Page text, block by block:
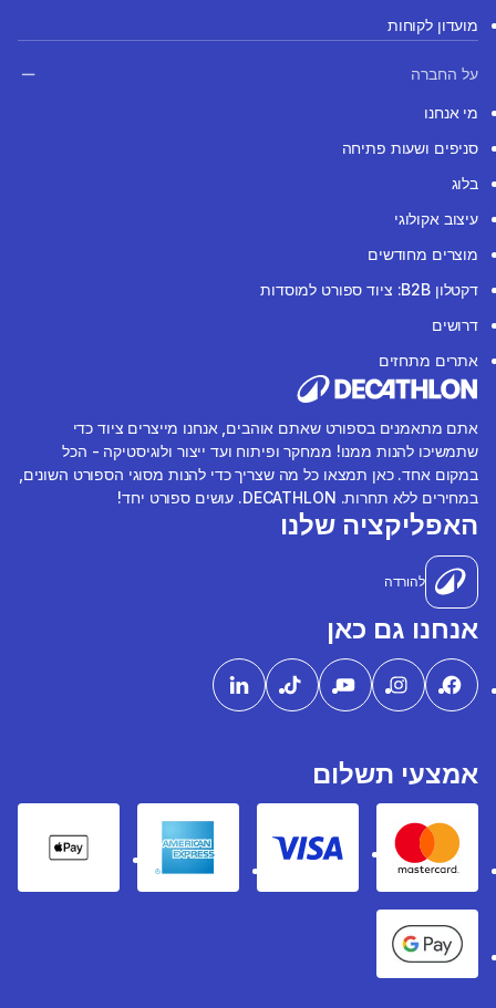
מועדון לקוחות
על החברה
מי אנחנו
סניפים ושעות פתיחה
בלוג
עיצוב אקולוגי
מוצרים מחודשים
דקטלון B2B: ציוד ספורט למוסדות
דרושים
אתרים מתחזים
אתם מתאמנים בספורט שאתם אוהבים, אנחנו מייצרים ציוד כדי
שתמשיכו להנות ממנו! ממחקר ופיתוח ועד ייצור ולוגיסטיקה - הכל
במקום אחד. כאן תמצאו כל מה שצריך כדי להנות מסוגי הספורט השונים,
במחירים ללא תחרות. DECATHLON. עושים ספורט יחד!
האפליקציה שלנו
להורדה
אנחנו גם כאן
אמצעי תשלום
Mastercard
Visa
American express
Pay
Google Pay